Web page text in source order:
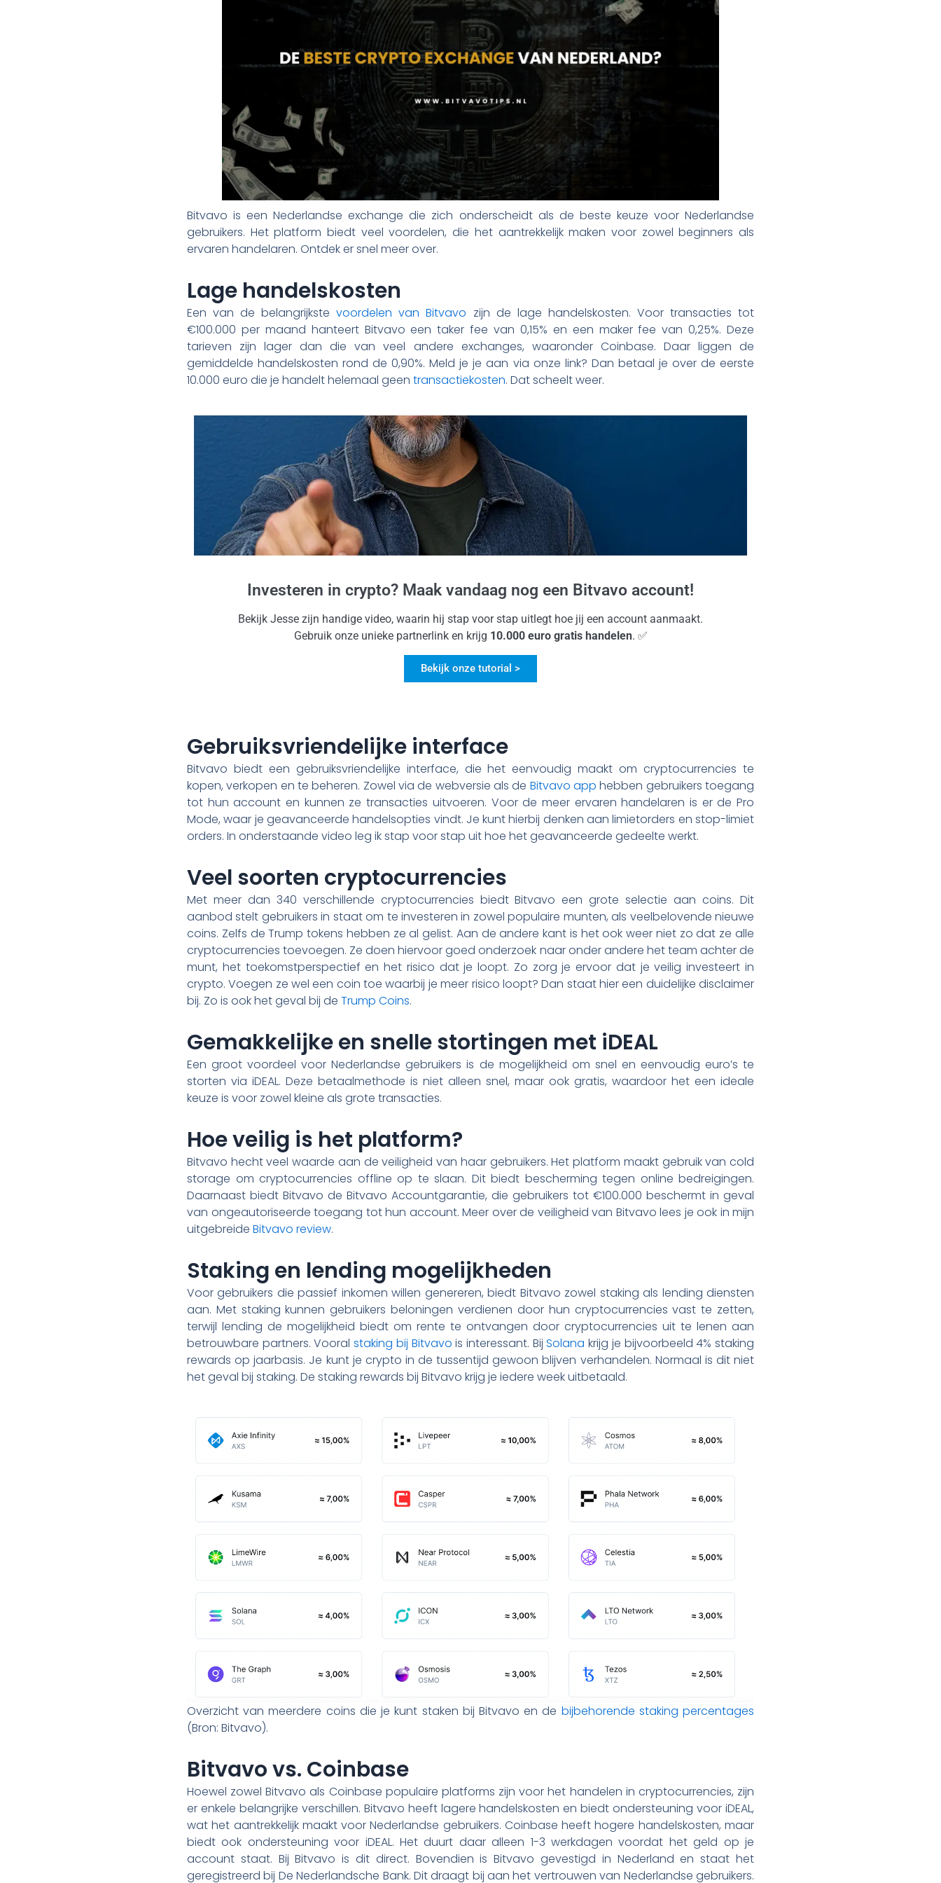
Bitvavo is een Nederlandse exchange die zich onderscheidt als de beste keuze voor Nederlandse
gebruikers. Het platform biedt veel voordelen, die het aantrekkelijk maken voor zowel beginners als
ervaren handelaren. Ontdek er snel meer over.
Lage handelskosten
Een van de belangrijkstevoordelen van Bitvavo zijn de lage handelskosten. Voor transacties tot
€100.000 per maand hanteert Bitvavo een taker fee van 0,15% en een maker fee van 0,25%. Deze
tarieven zijn lager dan die van veel andere exchanges, waaronder Coinbase. Daar liggen de
gemiddelde handelskosten rond de 0,90%. Meld je je aan via onze link? Dan betaal je over de eerste
10.000 euro die je handelt helemaal geen transactiekosten. Dat scheelt weer.
Investeren in crypto? Maak vandaag nog een Bitvavo account!
Bekijk Jesse zijn handige video, waarin hij stap voor stap uitlegt hoe jij een account aanmaakt.
Gebruik onze unieke partnerlink en krijg 10.000 euro gratis handelen. ✅
Bekijk onze tutorial >
Gebruiksvriendelijke interface
Bitvavo biedt een gebruiksvriendelijke interface, die het eenvoudig maakt om cryptocurrencies te
kopen, verkopen en te beheren. Zowel via de webversie als de Bitvavo app hebben gebruikers toegang
tot hun account en kunnen ze transacties uitvoeren. Voor de meer ervaren handelaren is er de Pro
Mode, waar je geavanceerde handelsopties vindt. Je kunt hierbij denken aan limietorders en stop-limiet
orders. In onderstaande video leg ik stap voor stap uit hoe het geavanceerde gedeelte werkt.
Veel soorten cryptocurrencies
Met meer dan 340 verschillende cryptocurrencies biedt Bitvavo een grote selectie aan coins. Dit
aanbod stelt gebruikers in staat om te investeren in zowel populaire munten, als veelbelovende nieuwe
coins. Zelfs de Trump tokens hebben ze al gelist. Aan de andere kant is het ook weer niet zo dat ze alle
cryptocurrencies toevoegen. Ze doen hiervoor goed onderzoek naar onder andere het team achter de
munt, het toekomstperspectief en het risico dat je loopt. Zo zorg je ervoor dat je veilig investeert in
crypto. Voegen ze wel een coin toe waarbij je meer risico loopt? Dan staat hier een duidelijke disclaimer
bij. Zo is ook het geval bij de Trump Coins.
Gemakkelijke en snelle stortingen met iDEAL
Een groot voordeel voor Nederlandse gebruikers is de mogelijkheid om snel en eenvoudig euro’s te
storten via iDEAL. Deze betaalmethode is niet alleen snel, maar ook gratis, waardoor het een ideale
keuze is voor zowel kleine als grote transacties.
Hoe veilig is het platform?
Bitvavo hecht veel waarde aan de veiligheid van haar gebruikers. Het platform maakt gebruik van cold
storage om cryptocurrencies offline op te slaan. Dit biedt bescherming tegen online bedreigingen.
Daarnaast biedt Bitvavo de Bitvavo Accountgarantie, die gebruikers tot €100.000 beschermt in geval
van ongeautoriseerde toegang tot hun account. Meer over de veiligheid van Bitvavo lees je ook in mijn
uitgebreide Bitvavo review.
Staking en lending mogelijkheden
Voor gebruikers die passief inkomen willen genereren, biedt Bitvavo zowel staking als lending diensten
aan. Met staking kunnen gebruikers beloningen verdienen door hun cryptocurrencies vast te zetten,
terwijl lending de mogelijkheid biedt om rente te ontvangen door cryptocurrencies uit te lenen aan
betrouwbare partners. Vooralstaking bij Bitvavo is interessant. BijSolana krijg je bijvoorbeeld 4% staking
rewards op jaarbasis. Je kunt je crypto in de tussentijd gewoon blijven verhandelen. Normaal is dit niet
het geval bij staking. De staking rewards bij Bitvavo krijg je iedere week uitbetaald.
Overzicht van meerdere coins die je kunt staken bij Bitvavo en de bijbehorende staking percentages
(Bron: Bitvavo).
Bitvavo vs. Coinbase
Hoewel zowel Bitvavo als Coinbase populaire platforms zijn voor het handelen in cryptocurrencies, zijn
er enkele belangrijke verschillen. Bitvavo heeft lagere handelskosten en biedt ondersteuning voor iDEAL,
wat het aantrekkelijk maakt voor Nederlandse gebruikers. Coinbase heeft hogere handelskosten, maar
biedt ook ondersteuning voor iDEAL. Het duurt daar alleen 1-3 werkdagen voordat het geld op je
account staat. Bij Bitvavo is dit direct. Bovendien is Bitvavo gevestigd in Nederland en staat het
geregistreerd bij De Nederlandsche Bank. Dit draagt bij aan het vertrouwen van Nederlandse gebruikers.